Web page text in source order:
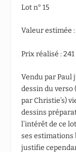
Lot n° 15
Valeur estimée
Prix réalisé :
Vendu par Paul
dessin du
par Christie’s)
dessins
l’intérêt de ce
ses estimations
justifie